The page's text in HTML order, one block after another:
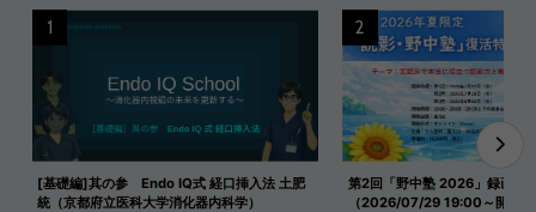
[基礎編]其の参 Endo IQ式 経口挿入法 土肥
統（京都府立医科大学消化器内科学）
1
第2回「野中塾 2026」録画映
（2026/07/29 19:00～開催）
2